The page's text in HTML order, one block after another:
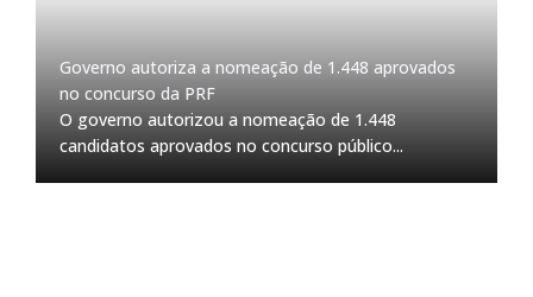
Governo autoriza a nomeação de 1.448 aprovados
no concurso da PRF
O governo autorizou a nomeação de 1.448
candidatos aprovados no concurso público...